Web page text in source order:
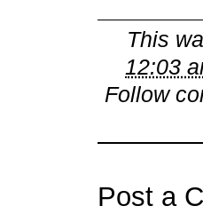
This
12:03
Follow
Post a